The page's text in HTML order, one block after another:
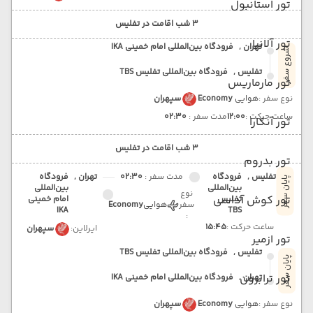
تور استانبول
تور آلانیا
تور مارماریس
تور آنکارا
تور بدروم
تور کوش آداسی
تور ازمیر
تور ترابزون
3 شب اقامت در تفلیس
شروع سفر تهران , فرودگاه بین‌المللی امام خمینی IKA
تفلیس , فرودگاه بین‌المللی تفلیس TBS
نوع سفر :هوایی
سپهران
ساعت حرکت :12:00مدت سفر : 02:30
3 شب اقامت در تفلیس
پایان سفرتفلیس , فرودگاه
بین‌المللی
تفلیس
TBS
ساعت حرکت :15:45
مدت سفر : 02:30
نوع
سفر
:
هواییEconomy
تهران , فرودگاه
بین‌المللی
امام خمینی
IKA
ایرلاین:
سپهران
پایان سفر
تفلیس , فرودگاه بین‌المللی تفلیس TBS
تهران , فرودگاه بین‌المللی امام خمینی IKA
نوع سفر :هوایی
سپهران